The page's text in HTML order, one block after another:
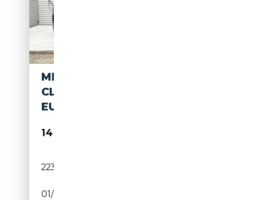
MERCEDES-BENZ CLS 250
CLS250 AMG-PACK BLUETEC
EURO6B
14 499€
223 000 km
01/2017